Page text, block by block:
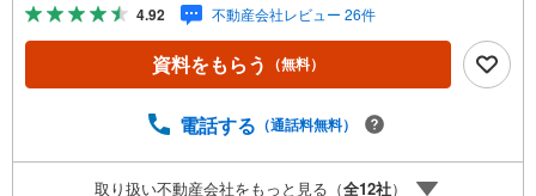
物件ご成約キャンペーン」の対象になります。「資料をも
らう」「見学予約をする」ボタンからお問い合わせくださ
い。※必ずYahoo！ JAPAN IDでログインしてください。※P
客様からのお言葉に感謝してこれからも楽しく素敵なお家
らまずは、お気軽に東宝ハウス溝の口に相談してみません
4.92 不動産会社レビュー 26件
資料をもらう （無料）
電話する （通話料無料）
取り扱い不動産会社をもっと見る（全12社）